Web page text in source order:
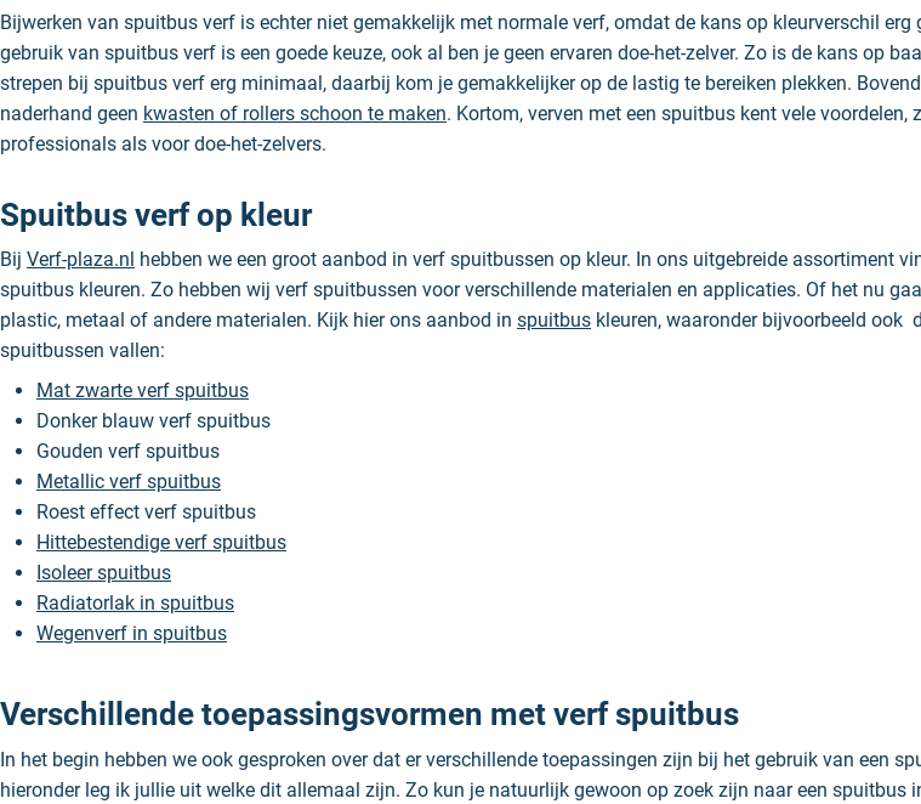
Bijwerken van spuitbus verf is echter niet gemakkelijk met normale verf, omdat de kans op kleurverschil erg
gebruik van spuitbus verf is een goede keuze, ook al ben je geen ervaren doe-het-zelver. Zo is de kans op
strepen bij spuitbus verf erg minimaal, daarbij kom je gemakkelijker op de lastig te bereiken plekken.
naderhand geen kwasten of rollers schoon te maken. Kortom, verven met een spuitbus kent vele voordelen,
professionals als voor doe-het-zelvers.
Spuitbus verf op kleur
Bij Verf-plaza.nl hebben we een groot aanbod in verf spuitbussen op kleur. In ons uitgebreide assortiment
spuitbus kleuren. Zo hebben wij verf spuitbussen voor verschillende materialen en applicaties. Of het nu
plastic, metaal of andere materialen. Kijk hier ons aanbod in spuitbus kleuren, waaronder bijvoorbeeld ook
spuitbussen vallen:
Mat zwarte verf spuitbus
Donker blauw verf spuitbus
Gouden verf spuitbus
Metallic verf spuitbus
Roest effect verf spuitbus
Hittebestendige verf spuitbus
Isoleer spuitbus
Radiatorlak in spuitbus
Wegenverf in spuitbus
Verschillende toepassingsvormen met verf spuitbus
In het begin hebben we ook gesproken over dat er verschillende toepassingen zijn bij het gebruik van een
hieronder leg ik jullie uit welke dit allemaal zijn. Zo kun je natuurlijk gewoon op zoek zijn naar een spuitbus